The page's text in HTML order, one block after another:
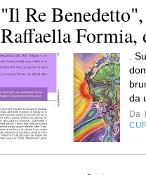
"Il Re
Raffaella Formia,
.
da
Da